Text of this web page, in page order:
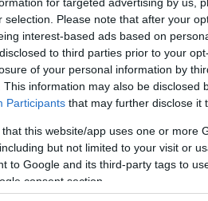
selection. Please note that after your
interest-based ads based on
to third parties prior to your
of your personal information by
This information may also be disclosed
Participants that may further disclose it
that this website/app uses one or more
but not limited to your visit or
to Google and its third-party tags to
consent section.
által zebraszúnyogként
betegségeket terjeszthet, mint a
a chikungunya-láz, és hordozója a
okot. Nyugat-nílusi vírust
felé terjeszkedik. Az ázsiai
egyedeit.